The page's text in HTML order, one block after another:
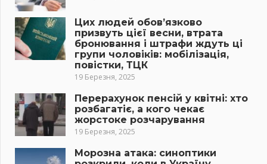
Цих людей обов’язково
призвуть цієї весни, втрата
бронювання і штрафи ждуть ці
групи чоловіків: мобілізація,
повістки, ТЦК
19 Березня, 2025
Перерахунок пенсій у квітні: хто
розбагатіє, а кого чекає
жорстоке розчарування
19 Березня, 2025
Морозна атака: синоптики